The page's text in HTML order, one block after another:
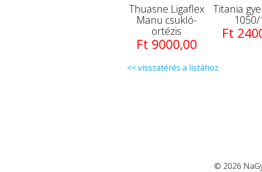
Thuasne Ligaflex
Manu csukló-
ortézis
Ft 9000,00
Titania
Ft
<< visszatérés a listához
© 2026